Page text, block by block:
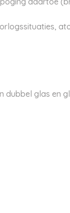
dubbel glas en